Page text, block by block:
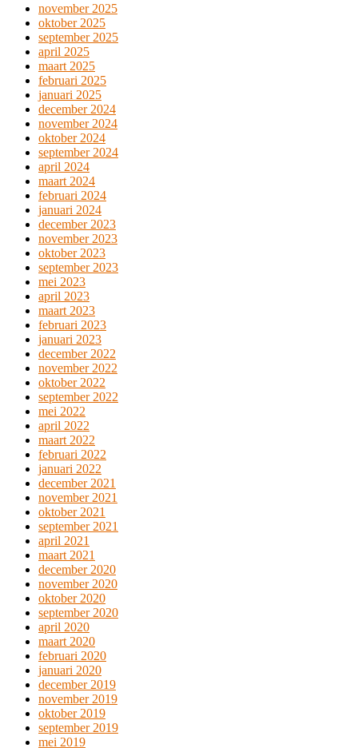
november 2025
oktober 2025
september 2025
april 2025
maart 2025
februari 2025
januari 2025
december 2024
november 2024
oktober 2024
september 2024
april 2024
maart 2024
februari 2024
januari 2024
december 2023
november 2023
oktober 2023
september 2023
mei 2023
april 2023
maart 2023
februari 2023
januari 2023
december 2022
november 2022
oktober 2022
september 2022
mei 2022
april 2022
maart 2022
februari 2022
januari 2022
december 2021
november 2021
oktober 2021
september 2021
april 2021
maart 2021
december 2020
november 2020
oktober 2020
september 2020
april 2020
maart 2020
februari 2020
januari 2020
december 2019
november 2019
oktober 2019
september 2019
mei 2019